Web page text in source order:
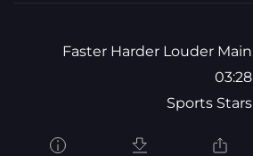
Faster Harder Louder Main
03:28
Sports Stars